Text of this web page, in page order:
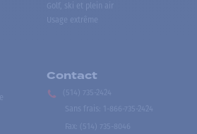
Golf, ski et plein air
Usage extrême
Contact
(514) 735-2424
Sans frais
1-866-735-2424
Fax:
(514) 735-8046